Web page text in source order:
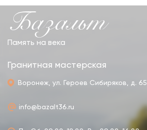
Базальт
Память на века
Гранитная мастерская
Воронеж, ул. Героев Сибиряков, д. 65
info@bazalt36.ru